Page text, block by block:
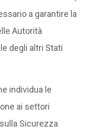
a garantire la
Autorità
degli altri Stati
individua le
ai settori
Sicurezza